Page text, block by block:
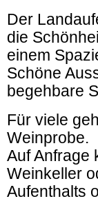
Der
die
einem
Schöne
begehbare
Für viele
Weinprobe.
Auf Anfrage
Weinkeller
Aufenthalts